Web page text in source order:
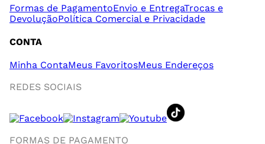
Formas de PagamentoEnvio e EntregaTrocas e
DevoluçãoPolítica Comercial e Privacidade
CONTA
Minha ContaMeus FavoritosMeus Endereços
REDES SOCIAIS
FORMAS DE PAGAMENTO